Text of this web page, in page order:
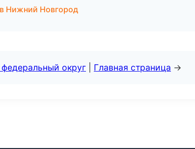
Нижний Новгород
округ Главная страница →